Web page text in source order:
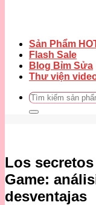
Sản Phẩm
Flash Sale
Blog Bỉm Sửa
Thư viện
Tìm
Los
Game:
desventajas